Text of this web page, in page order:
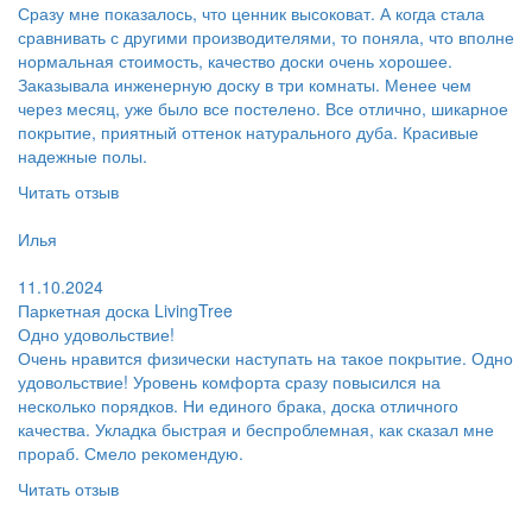
Сразу мне показалось, что ценник высоковат. А когда стала
сравнивать с другими производителями, то поняла, что вполне
нормальная стоимость, качество доски очень хорошее.
Заказывала инженерную доску в три комнаты. Менее чем
через месяц, уже было все постелено. Все отлично, шикарное
покрытие, приятный оттенок натурального дуба. Красивые
надежные полы.
Читать отзыв
Илья
11.10.2024
Паркетная доска LivingTree
Одно удовольствие!
Очень нравится физически наступать на такое покрытие. Одно
удовольствие! Уровень комфорта сразу повысился на
несколько порядков. Ни единого брака, доска отличного
качества. Укладка быстрая и беспроблемная, как сказал мне
прораб. Смело рекомендую.
Читать отзыв